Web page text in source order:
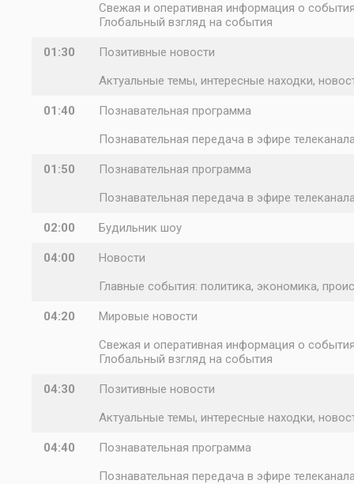
Свежая и оперативная информация о
Глобальный взгляд на события
01:30
Позитивные новости
Актуальные темы, интересные находки,
01:40
Познавательная программа
Познавательная передача в эфире
01:50
Познавательная программа
Познавательная передача в эфире
02:00 Будильник шоу
04:00
Новости
Главные события: политика, экономика,
04:20
Мировые новости
Свежая и оперативная информация о
Глобальный взгляд на события
04:30
Позитивные новости
Актуальные темы, интересные находки,
04:40
Познавательная программа
Познавательная передача в эфире